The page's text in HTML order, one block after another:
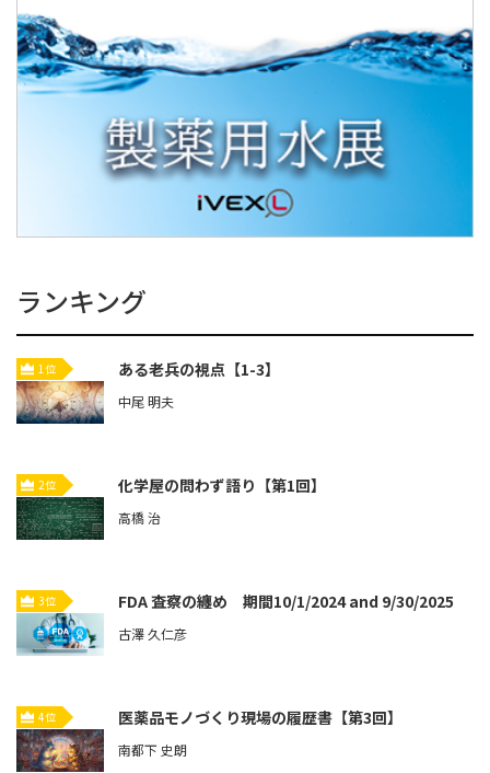
ランキング
1位 ある老兵の視点【1-3】
中尾 明夫
2位 化学屋の問わず語り【第1回】
高橋 治
3位 FDA 査察の纏め 期間10/1/2024 and 9/30/2025
古澤 久仁彦
4位 医薬品モノづくり現場の履歴書【第3回】
南都下 史朗